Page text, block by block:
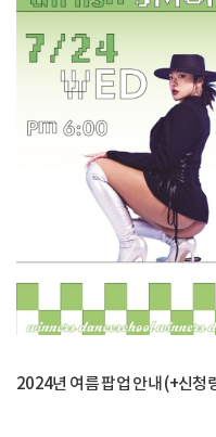
2024년 여름 팝업 안내 (+신청